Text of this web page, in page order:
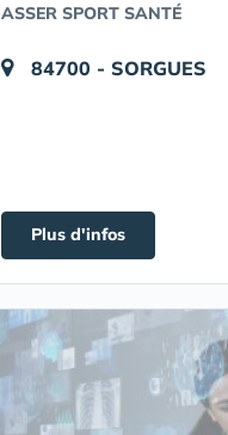
ASSER SPORT SANTÉ
84700 - SORGUES
Plus d'infos